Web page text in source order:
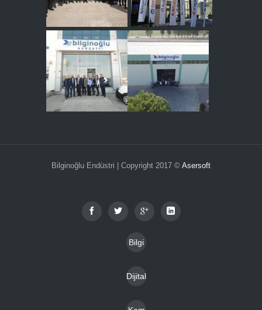
Bilginoğlu Endüstri | Copyright 2017 © Asersoft
Bilgi
mu
Dijital